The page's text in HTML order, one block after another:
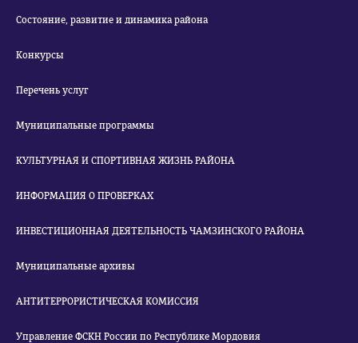
Состояние, развитие и динамика района
Конкурсы
Перечень услуг
Муниципальные программы
КУЛЬТУРНАЯ И СПОРТИВНАЯ ЖИЗНЬ РАЙОНА
ИНФОРМАЦИЯ О ПРОВЕРКАХ
ИНВЕСТИЦИОННАЯ ДЕЯТЕЛЬНОСТЬ ЧАМЗИНСКОГО РАЙОНА
Муниципальные архивы
АНТИТЕРРОРИСТИЧЕСКАЯ КОМИССИЯ
Управление ФСКН России по Республике Мордовия